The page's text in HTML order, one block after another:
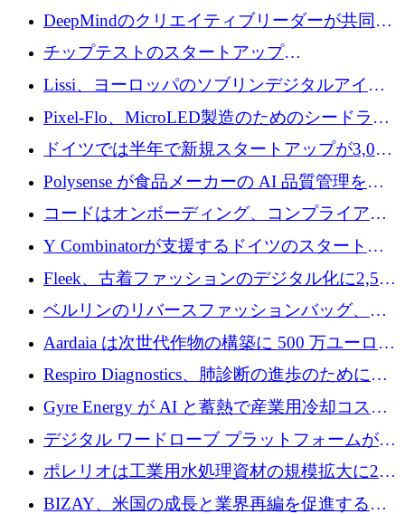
がプレシードで 220 万ドルを調達
DeepMindのクリエイティブリーダーが共同設
立したAIライティングのスタートアップが
1,300万ドルのシード投資を調達
チップテストのスタートアップ
QuantumDiamondsが株式資金で1,500万ユーロ
を調達
Lissi、ヨーロッパのソブリンデジタルアイデ
ンティティの未来を推進するために350万ユー
ロを調達
Pixel-Flo、MicroLED製造のためのシードラウ
ンドで525万ポンドを獲得
ドイツでは半年で新規スタートアップが3,000
社という記録を目の当たりにし、涙を流すハ
ンブルク
Polysense が食品メーカーの AI 品質管理を拡
張するために 1,070 万ドルを調達
コードはオンボーディング、コンプライアン
ス、支払いを統合するために 640 万ポンドを
Y Combinatorが支援するドイツのスタートア
ップFintoが340万ドルを調達、シリコンバレ
ーではなくミュンヘンを選んだと語る
Fleek、古着ファッションのデジタル化に2,500
万ドルを確保
ベルリンのリバースファッションバッグ、繊
維仕分け規模拡大に7桁の資金調達
Aardaia は次世代作物の構築に 500 万ユーロを
寄付
Respiro Diagnostics、肺診断の進歩のために
100 万ポンドを確保
Gyre Energy が AI と蓄熱で産業用冷却コスト
を削減するために 130 万ドルを調達
デジタル ワードローブ プラットフォームが
1,000 万人のユーザーに到達し、Whering が
700 万ドルを獲得
ポレリオは工業用水処理資材の規模拡大に240
万ユーロを確保
BIZAY、米国の成長と業界再編を促進するた